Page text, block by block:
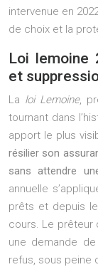
intervenue en
de choix et la
Loi lemoine
et
La loi Lemoine,
tournant dans
apport le plus
résilier son
sans attendre
annuelle
prêts et depuis
cours. Le prêteur
une demande
refus, sous peine